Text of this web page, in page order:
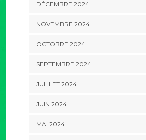
DÉCEMBRE 2024
NOVEMBRE 2024
OCTOBRE 2024
SEPTEMBRE 2024
JUILLET 2024
JUIN 2024
MAI 2024